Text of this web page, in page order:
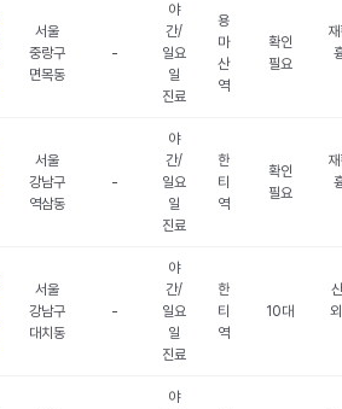
서울
중랑구
면목동
-
야
간/
일요
일
진료
용
마
산
역
확인
필요
서울
강남구
역삼동
-
야
간/
일요
일
진료
한
티
역
확인
필요
서울
강남구
대치동
-
야
간/
일요
일
진료
한
티
역
10대
야